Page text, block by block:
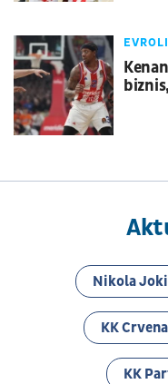
Nikola
KK
KK